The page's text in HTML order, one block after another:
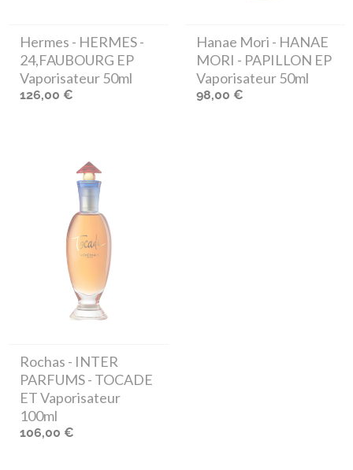
Hermes - HERMES -
24,FAUBOURG EP
Vaporisateur 50ml
126,00 €
Hanae Mori - HANAE
MORI - PAPILLON EP
Vaporisateur 50ml
98,00 €
Rochas - INTER
PARFUMS - TOCADE
ET Vaporisateur
100ml
106,00 €